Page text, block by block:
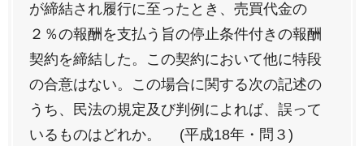
が締結され履行に至ったとき、売買代金の
２％の報酬を支払う旨の停止条件付きの報酬
契約を締結した。この契約において他に特段
の合意はない。この場合に関する次の記述の
うち、民法の規定及び判例によれば、誤って
いるものはどれか。 (平成18年・問３)